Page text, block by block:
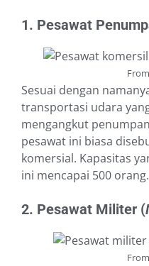
1. Pesawat
Sesuai dengan
transportasi udara
mengangkut
pesawat ini biasa
komersial. Kapasitas
ini mencapai 500 orang.
2. Pesawat Militer (